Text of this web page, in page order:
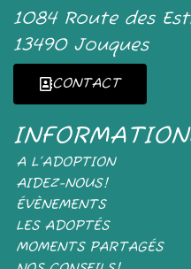
1084 Route des
13490 Jouques
CONTACT
A L’ADOPTION
AIDEZ-NOUS!
ÉVÈNEMENTS
LES ADOPTÉS
MOMENTS PARTAGÉS